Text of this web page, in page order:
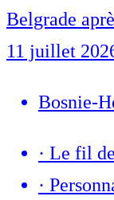
Belgrade
11 juillet
Bosnie-
· Le fil
·